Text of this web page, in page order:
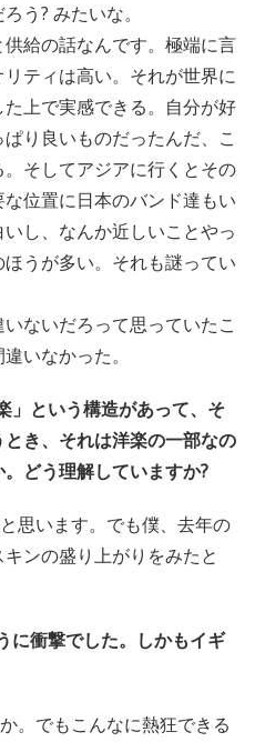
う? みたいな。
給の話なんです。極端に言
ティは高い。それが世界に
上で実感できる。自分が好
り良いものだったんだ、こ
そしてアジアに行くとその
位置に日本のバンド達もい
し、なんか近しいことやっ
うが多い。それも謎ってい
ないだろって思っていたこ
いなかった。
」という構造があって、そ
き、それは洋楽の一部なの
どう理解していますか?
思います。でも僕、去年の
キンの盛り上がりをみたと
に衝撃でした。しかもイギ
。でもこんなに熱狂できる